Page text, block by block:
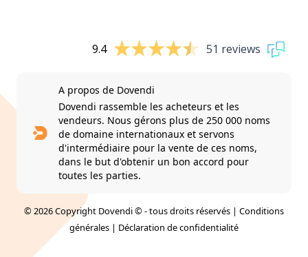
9.4 51 reviews
A propos de Dovendi
Dovendi rassemble les acheteurs et les
vendeurs. Nous gérons plus de 250 000 noms
de domaine internationaux et servons
d'intermédiaire pour la vente de ces noms,
dans le but d'obtenir un bon accord pour
toutes les parties.
© 2026 Copyright Dovendi © - tous droits réservés | Conditions
générales | Déclaration de confidentialité